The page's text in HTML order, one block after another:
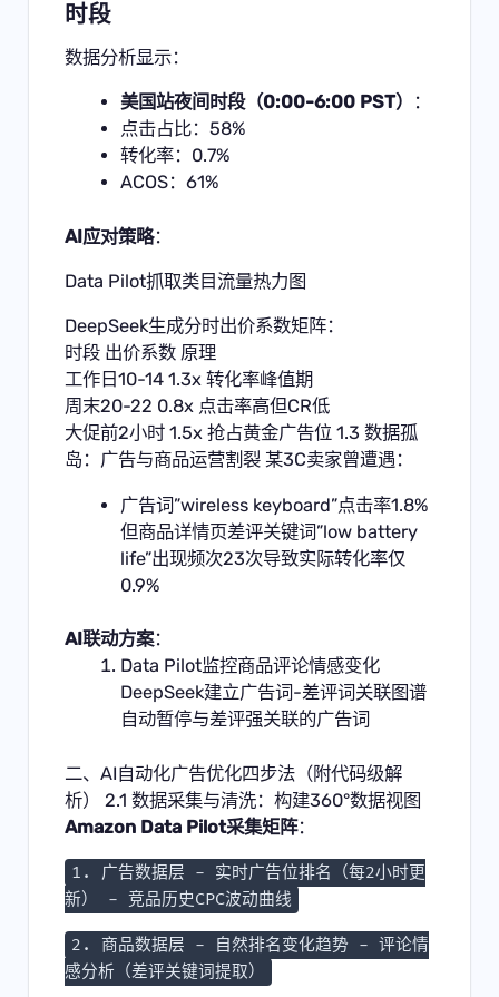
时段
数据分析显示：
美国站夜间时段（0:00-6:00 PST）
：
点击占比：58%
转化率：0.7%
ACOS：61%
AI应对策略：
Data Pilot抓取类目流量热力图
DeepSeek生成分时出价系数矩阵：
时段 出价系数 原理
工作日10-14 1.3x 转化率峰值期
周末20-22 0.8x 点击率高但CR低
大促前2小时 1.5x 抢占黄金广告位 1.3 数据孤
岛：广告与商品运营割裂 某3C卖家曾遭遇：
广告词”wireless keyboard”点击率1.8%
但商品详情页差评关键词”low battery
life”出现频次23次导致实际转化率仅
0.9%
AI联动方案：
Data Pilot监控商品评论情感变化
DeepSeek建立广告词-差评词关联图谱
自动暂停与差评强关联的广告词
二、AI自动化广告优化四步法（附代码级解
析） 2.1 数据采集与清洗：构建360°数据视图
Amazon Data Pilot采集矩阵：
1. 广告数据层 - 实时广告位排名（每2小时更
新） - 竞品历史CPC波动曲线
2. 商品数据层 - 自然排名变化趋势 - 评论情
感分析（差评关键词提取）